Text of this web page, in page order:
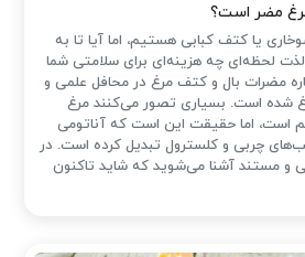
مضر است؟
یا کتف کبابی هستیم، اما آیا تا به
لحظه‌ای چه هزینه‌ای برای سلامتی شما
مضرات بال و کتف مرغ در محافل علمی و
شده است. بسیاری تصور می‌کنند مرغ
است، اما حقیقت این است که آناتومی
چربی و کلسترول تبدیل کرده است. در
۵ خطر علمی و مستند آشنا می‌شوید که شاید تاکنون